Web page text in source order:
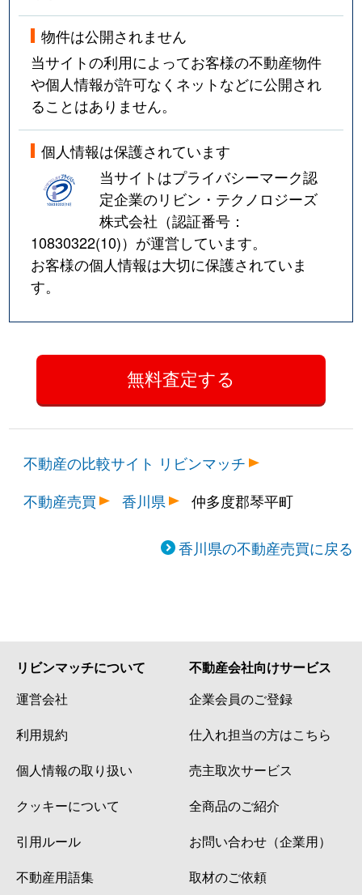
物件は公開されません
当サイトの利用によってお客様の不動産物件
や個人情報が許可なくネットなどに公開され
ることはありません。
個人情報は保護されています
当サイトはプライバシーマーク認
定企業のリビン・テクノロジーズ
株式会社（認証番号：
10830322(10)）が運営しています。
お客様の個人情報は大切に保護されていま
す。
不動産の比較サイト リビンマッチ
不動産売買
香川県 仲多度郡琴平町
香川県の不動産売買に戻る
リビンマッチについて
運営会社
利用規約
個人情報の取り扱い
クッキーについて
引用ルール
不動産用語集
不動産会社向けサービス
企業会員のご登録
仕入れ担当の方はこちら
売主取次サービス
全商品のご紹介
お問い合わせ（企業用）
取材のご依頼